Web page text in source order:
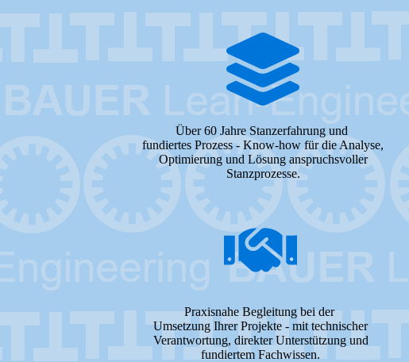
Über 60 Jahre Stanzerfahrung und
fundiertes Prozess - Know-how für die Analyse,
Optimierung und Lösung anspruchsvoller
Stanzprozesse.
Praxisnahe Begleitung bei der
Umsetzung Ihrer Projekte - mit technischer
Verantwortung, direkter Unterstützung und
fundiertem Fachwissen.